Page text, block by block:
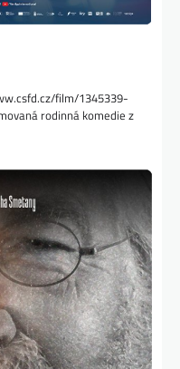
film/1345339-
rodinná komedie z